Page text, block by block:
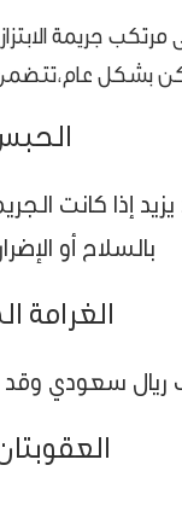
مرتكب جريمة
بشكل عام،تتضمن
إذا كانت
بالسلاح أو
الغرامة